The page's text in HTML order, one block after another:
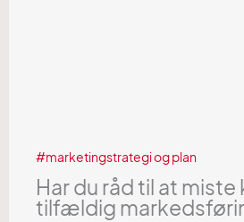
marketingstrategi og plan
Har du råd til at
tilfældig